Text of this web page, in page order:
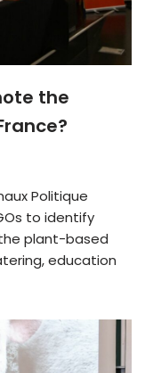
the
Politique
to identify
plant-based
education